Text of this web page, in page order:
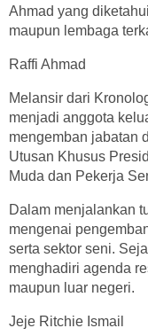
Ahmad yang
maupun lembaga
Raffi Ahmad
Melansir dari
menjadi anggota
mengemban jabatan
Utusan Khusus
Muda dan Pekerja
Dalam menjalankan
mengenai
serta sektor seni.
menghadiri agenda
maupun luar negeri.
Jeje Ritchie Ismail